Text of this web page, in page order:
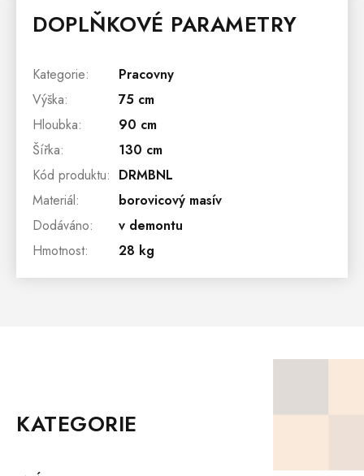
DOPLŇKOVÉ PARAMETRY
Kategorie:
Pracovny
Výška:
75 cm
Hloubka:
90 cm
Šířka:
130 cm
Kód produktu: DRMBNL
Materiál:
borovicový masív
Dodáváno:
v demontu
Hmotnost: 28 kg
KATEGORIE